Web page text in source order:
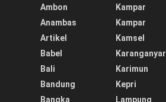
Ambon
Anambas
Artikel
Babel
Bali
Bandung
Bangka
Kampar
Kampar
Kamsel
Karanganyar
Karimun
Kepri
Lampung